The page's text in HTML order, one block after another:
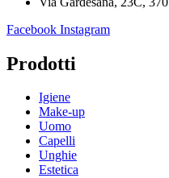
Facebook Instagram
Prodotti
Igiene
Make-up
Uomo
Capelli
Unghie
Estetica